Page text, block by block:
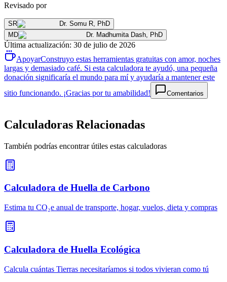
Revisado por
SR Dr. Somu R
PhD
MD
Dr. Madhumita Dash PhD
Última actualización: 30 de julio de 2026
ApoyarConstruyo estas herramientas gratuitas con amor, noches
largas y demasiado café. Si esta calculadora te ayudó, una pequeña
donación significaría el mundo para mí y ayudaría a mantener este
sitio funcionando. ¡Gracias por tu amabilidad!
Comentarios
Calculadoras Relacionadas
También podrías encontrar útiles estas calculadoras
Calculadora de Huella de Carbono
Estima tu CO₂e anual de transporte, hogar, vuelos, dieta y compras
Calculadora de Huella Ecológica
Calcula cuántas Tierras necesitaríamos si todos vivieran como tú